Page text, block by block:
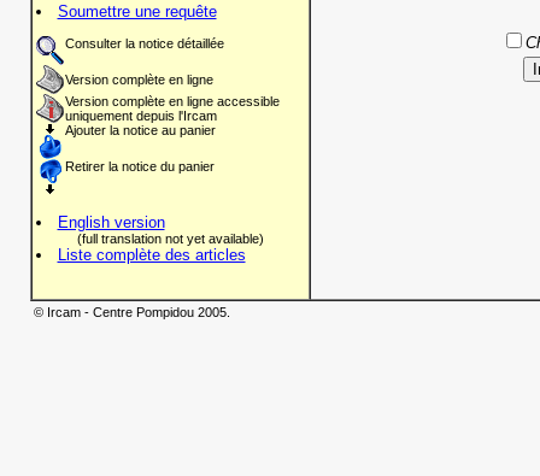
Soumettre une requête
Consulter la notice détaillée
Version complète en ligne
Version complète en ligne accessible
uniquement depuis l'Ircam
Ajouter la notice au panier
Retirer la notice du panier
English version
(full translation not yet available)
Liste complète des articles
© Ircam - Centre Pompidou 2005.